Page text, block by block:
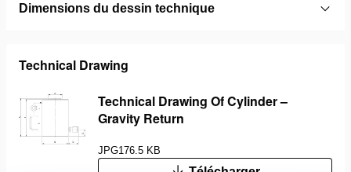
Dimensions du dessin technique
Technical Drawing
Technical Drawing Of Cylinder –
Gravity Return
JPG176.5 KB